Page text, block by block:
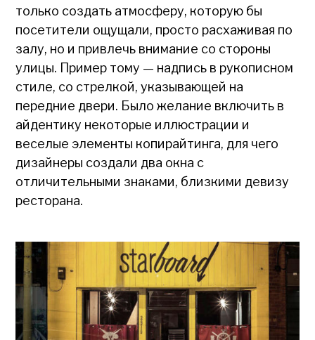
только создать атмосферу, которую бы
посетители ощущали, просто расхаживая по
залу, но и привлечь внимание со стороны
улицы. Пример тому — надпись в рукописном
стиле, со стрелкой, указывающей на
передние двери. Было желание включить в
айдентику некоторые иллюстрации и
веселые элементы копирайтинга, для чего
дизайнеры создали два окна с
отличительными знаками, близкими девизу
ресторана.